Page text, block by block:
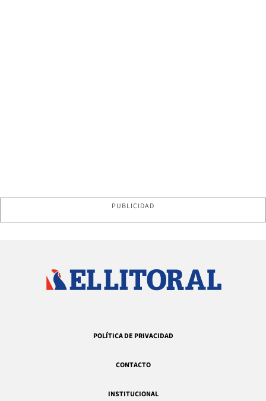
PUBLICIDAD
POLÍTICA DE PRIVACIDAD
CONTACTO
INSTITUCIONAL